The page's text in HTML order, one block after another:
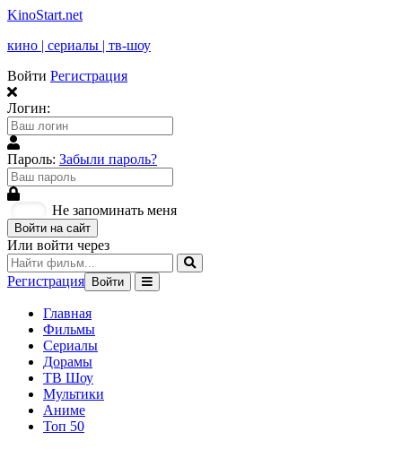
KinoStart.net
кино | сериалы | тв-шоу
Войти Регистрация
Логин:
Пароль: Забыли пароль?
Не запоминать меня
Войти на сайт
Или войти через
Регистрация Войти
Главная
Фильмы
Сериалы
Дорамы
ТВ Шоу
Мультики
Аниме
Топ 50